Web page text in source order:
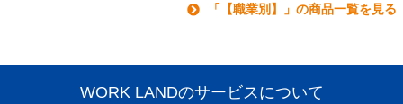
「【職業別】」の商品一覧を見る
WORK LANDのサービスについて